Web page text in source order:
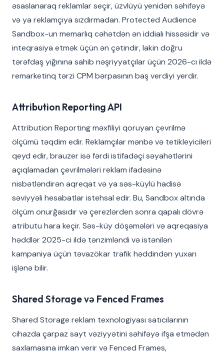
əsaslanaraq reklamlar seçir, üzvlüyü yenidən səhifəyə
və ya reklamçıya sızdırmadan. Protected Audience
Sandbox-un memarlıq cəhətdən ən iddialı hissəsidir və
inteqrasiya etmək üçün ən çətindir, lakin doğru
tərəfdaş yığınına sahib nəşriyyatçılar üçün 2026-cı ildə
remarketinq tərzi CPM bərpasının baş verdiyi yerdir.
Attribution Reporting API
Attribution Reporting məxfiliyi qoruyan çevrilmə
ölçümü təqdim edir. Reklamçılar mənbə və tetikleyicileri
qeyd edir, brauzer isə fərdi istifadəçi səyahətlərini
açıqlamadan çevrilmələri reklam ifadəsinə
nisbətləndirən aqreqat və ya səs-küylü hadisə
səviyyəli hesabatlar istehsal edir. Bu, Sandbox altında
ölçüm onurğasıdır və çerezlərden sonra qapalı dövrə
atributu hara keçir. Səs-küy döşəmələri və aqreqasiya
həddlər 2025-ci ildə tənzimləndi və istənilən
kampaniya üçün təvazökar trafik həddindən yuxarı
işlənə bilir.
Shared Storage və Fenced Frames
Shared Storage reklam texnologiyası satıcılarının
cihazda çarpaz sayt vəziyyətini səhifəyə ifşa etmədən
saxlamasına imkan verir və Fenced Frames,